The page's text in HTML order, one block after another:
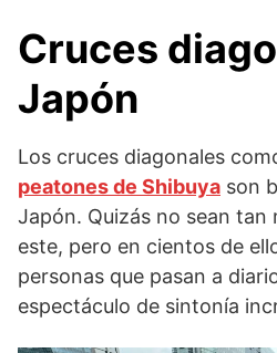
Cruces
Japón
Los cruces diagonales
peatones de Shibuya son
Japón. Quizás no sean
este, pero en cientos de
personas que pasan a
espectáculo de sintonía